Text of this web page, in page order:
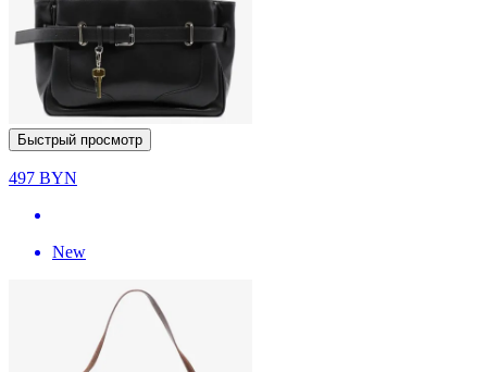
Быстрый просмотр
497 BYN
New